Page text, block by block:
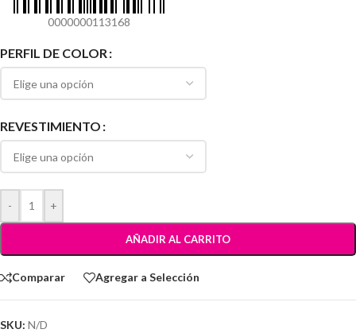
0000000113168
PERFIL DE COLOR
REVESTIMIENTO
- +
AÑADIR AL CARRITO
Comparar Agregar a Selección
SKU: N/D